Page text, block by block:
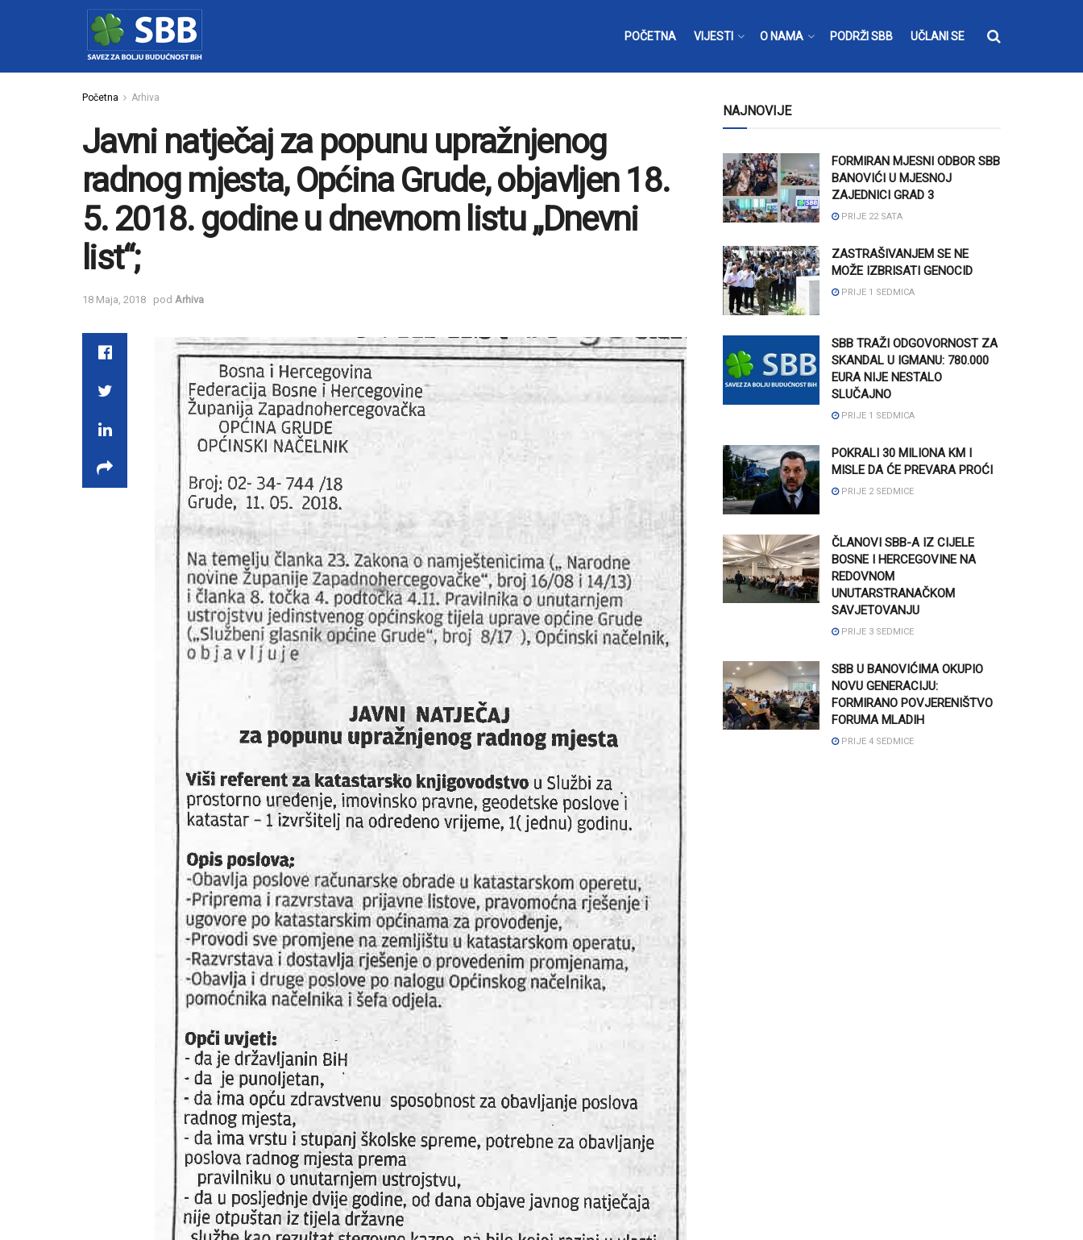
POČETNA VIJESTI O NAMA PODRŽI SBB UČLANI SE
Početna Arhiva
Javni natječaj za popunu upražnjenog
radnog mjesta, Općina Grude, objavljen 18.
5. 2018. godine u dnevnom listu „Dnevni
list“;
18 Maja, 2018 pod Arhiva
NAJNOVIJE
FORMIRAN MJESNI ODBOR SBB
BANOVIĆI U MJESNOJ
ZAJEDNICI GRAD 3
PRIJE 22 SATA
ZASTRAŠIVANJEM SE NE
MOŽE IZBRISATI GENOCID
PRIJE 1 SEDMICA
SBB TRAŽI ODGOVORNOST ZA
SKANDAL U IGMANU: 780.000
EURA NIJE NESTALO
SLUČAJNO
PRIJE 1 SEDMICA
POKRALI 30 MILIONA KM I
MISLE DA ĆE PREVARA PROĆI
PRIJE 2 SEDMICE
ČLANOVI SBB-A IZ CIJELE
BOSNE I HERCEGOVINE NA
REDOVNOM
UNUTARSTRANAČKOM
SAVJETOVANJU
PRIJE 3 SEDMICE
SBB U BANOVIĆIMA OKUPIO
NOVU GENERACIJU:
FORMIRANO POVJERENIŠTVO
FORUMA MLADIH
PRIJE 4 SEDMICE